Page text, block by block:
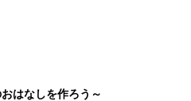
はなしを作ろう～